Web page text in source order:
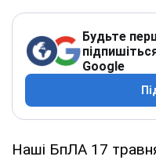
Будьте
Google
Наші БпЛА 17